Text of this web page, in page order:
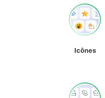
Icônes